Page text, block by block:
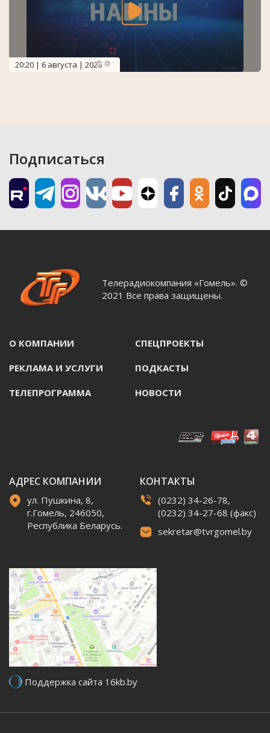
20:20 | 6 августа | 2026
Подписаться
Телерадиокомпания «Гомель». ©
2021 Все права защищены.
О КОМПАНИИ СПЕЦПРОЕКТЫ
РЕКЛАМА И УСЛУГИ ПОДКАСТЫ
ТЕЛЕПРОГРАММА НОВОСТИ
АДРЕС КОМПАНИИ
ул. Пушкина, 8,
г.Гомель, 246050,
Республика Беларусь.
КОНТАКТЫ
(0232) 34-26-78,
(0232) 34-27-68 (факс)
sekretar@tvrgomel.by
Поддержка сайта 16kb.by